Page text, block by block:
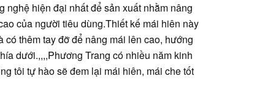
nghệ hiện đại nhất để sản xuất nhằm nâng
của người tiêu dùng.Thiết kế mái hiên này
thêm tay đỡ để nâng mái lên cao, hướng
dưới.,,,,Phương Trang có nhiều năm kinh
tôi tự hào sẽ đem lại mái hiên, mái che tốt